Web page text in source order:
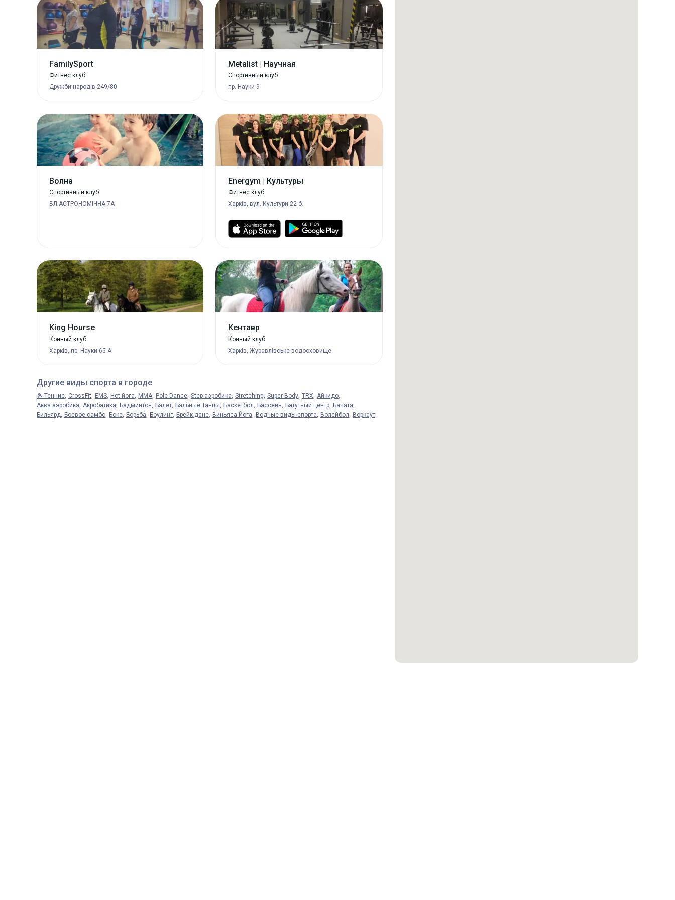
FamilySport
Фитнес клуб
Дружби народів 249/80
Metalist | Научная
Спортивный клуб
пр. Науки 9
Волна
Спортивный клуб
ВЛ.АСТРОНОМІЧНА 7A
Energym | Культуры
Фитнес клуб
Харків, вул. Культури 22 б.
King Hourse
Конный клуб
Харків, пр. Науки 65-А
Кентавр
Конный клуб
Харків, Журавлівське водосховище
Другие виды спорта в городе
🎾 Теннис CrossFit EMS Hot йога MMA Pole Dance Step-аэробика Stretching Super Body TRX
Айкидо
Аква аэробика
Акробатика Бадминтон Балет Бальные Танцы Баскетбол Бассейн Батутный центр Бачата
Бильярд Боевое самбо Бокс Борьба Боулинг Брейк-данс Виньяса Йога Водные виды спорта Волейбол Воркаут